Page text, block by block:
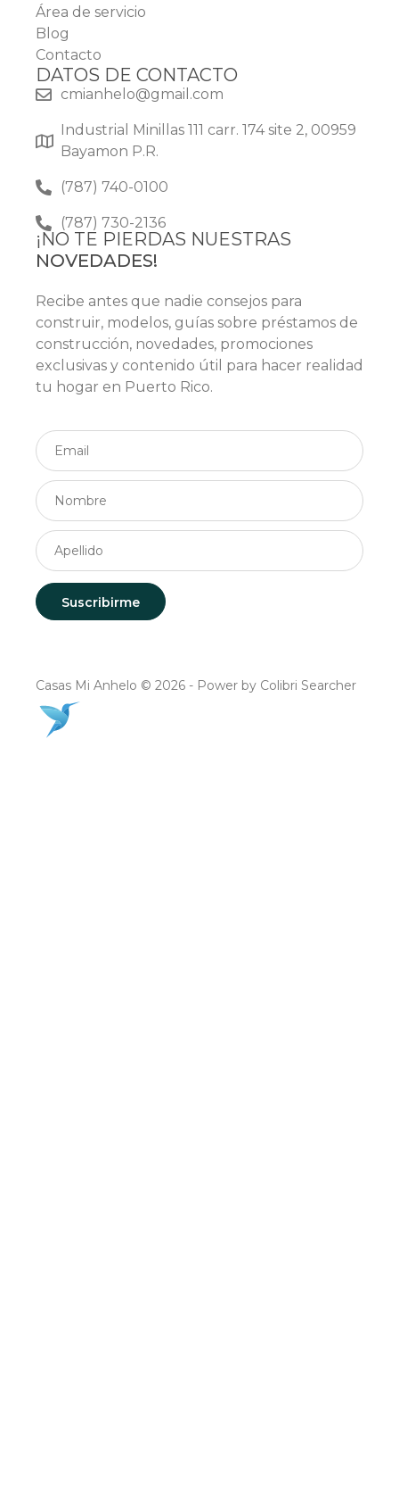
Área de servicio
Blog
Contacto
DATOS DE CONTACTO
cmianhelo@gmail.com
Industrial Minillas 111 carr. 174 site 2, 00959
Bayamon P.R.
(787) 740-0100
(787) 730-2136
¡NO TE PIERDAS NUESTRAS
NOVEDADES!
Recibe antes que nadie consejos para
construir, modelos, guías sobre préstamos de
construcción, novedades, promociones
exclusivas y contenido útil para hacer realidad
tu hogar en Puerto Rico.
Casas Mi Anhelo © 2026 - Power by Colibri Searcher